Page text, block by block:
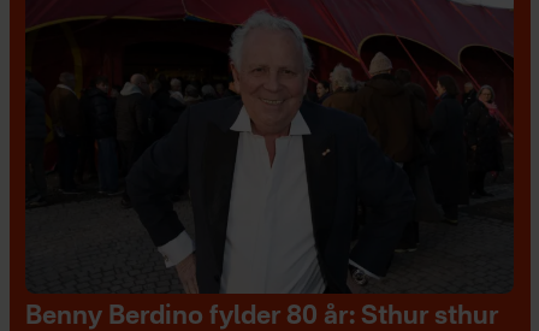
Benny Berdino fylder 80 år: Sthur sthur